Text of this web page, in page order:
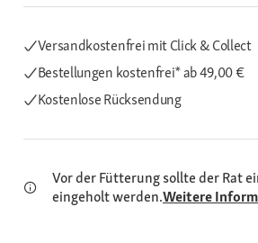
Versandkostenfrei mit Click & Collect
Bestellungen kostenfrei*ab 49,00 €
Kostenlose Rücksendung
Vor der Fütterung sollte der Rat
eingeholt werden.Weitere